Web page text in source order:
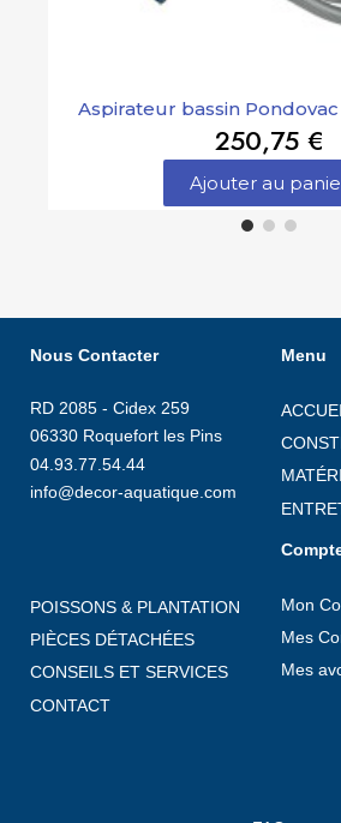
Aspirateur bassin Pondovac
250,75 €
Ajouter au
Nous Contacter
RD 2085 - Cidex 259
06330 Roquefort les Pins
04.93.77.54.44
info@decor-aquatique.com
Menu
POISSONS & PLANTATION
PIÈCES DÉTACHÉES
CONSEILS ET SERVICES
CONTACT
Mon
Mes
Mes